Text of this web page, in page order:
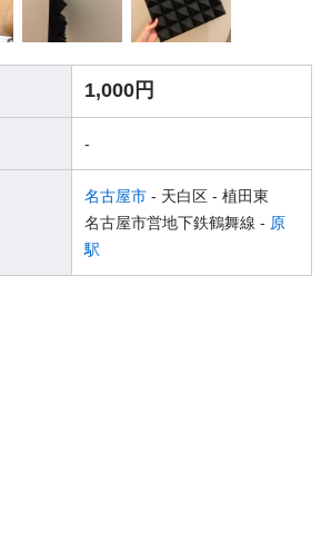
1,000円
-
名古屋市 - 天白区 - 植田東
名古屋市営地下鉄鶴舞線 - 原
駅